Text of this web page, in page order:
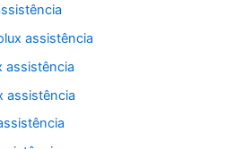
assistência
assistência
assistência